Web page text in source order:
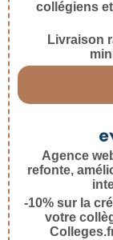
collégiens
Livraison
Agence
refonte,
-10% sur la
votre